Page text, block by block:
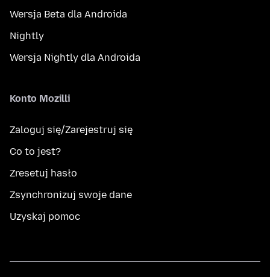
Wersja Beta dla Androida
Nightly
Wersja Nightly dla Androida
Konto Mozilli
Zaloguj się/Zarejestruj się
Co to jest?
Zresetuj hasło
Zsynchronizuj swoje dane
Uzyskaj pomoc